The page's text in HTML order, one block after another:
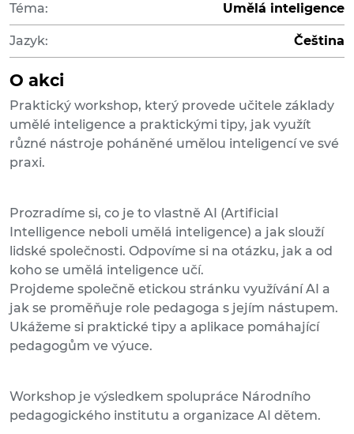
Téma: Umělá inteligence
Jazyk: Čeština
O akci
Praktický workshop, který provede učitele základy
umělé inteligence a praktickými tipy, jak využít
různé nástroje poháněné umělou inteligencí ve své
praxi.
Prozradíme si, co je to vlastně AI (Artificial
Intelligence neboli umělá inteligence) a jak slouží
lidské společnosti. Odpovíme si na otázku, jak a od
koho se umělá inteligence učí.
Projdeme společně etickou stránku využívání AI a
jak se proměňuje role pedagoga s jejím nástupem.
Ukážeme si praktické tipy a aplikace pomáhající
pedagogům ve výuce.
Workshop je výsledkem spolupráce Národního
pedagogického institutu a organizace AI dětem.